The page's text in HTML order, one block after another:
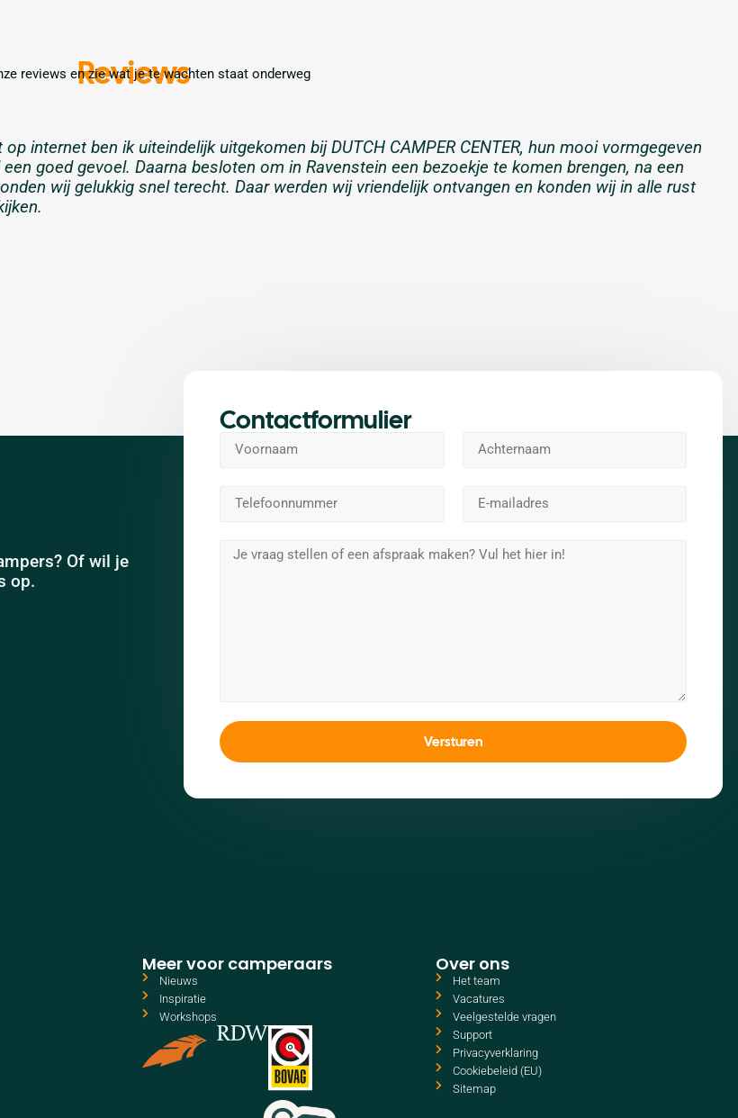
Reviews
reviews en zie wat je te wachten staat onderweg
internet ben ik uiteindelijk uitgekomen bij DUTCH CAMPER CENTER, hun mooi vormgegeven
goed gevoel. Daarna besloten om in Ravenstein een bezoekje te komen brengen, na een
wij gelukkig snel terecht. Daar werden wij vriendelijk ontvangen en konden wij in alle rust
Of wil je
op.
Contactformulier
Versturen
Meer voor camperaars
Nieuws
Inspiratie
Workshops
Over ons
Het team
Vacatures
Veelgestelde vragen
Support
Privacyverklaring
Cookiebeleid (EU)
Sitemap